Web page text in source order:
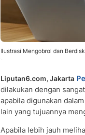
Ilustrasi Mengobrol dan
Liputan6.com, Jakarta
dilakukan dengan
apabila digunakan
lain yang tujuannya
Apabila lebih jauh